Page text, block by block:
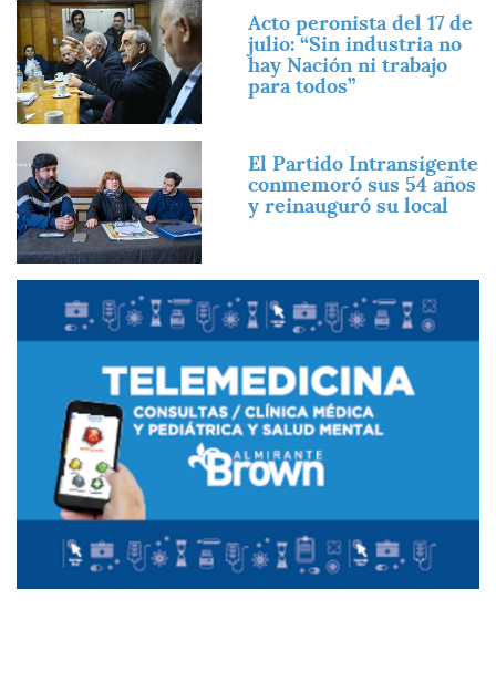
Imagen
Acto peronista del 17 de
julio: “Sin industria no
hay Nación ni trabajo
para todos”
Imagen
El Partido Intransigente
conmemoró sus 54 años
y reinauguró su local